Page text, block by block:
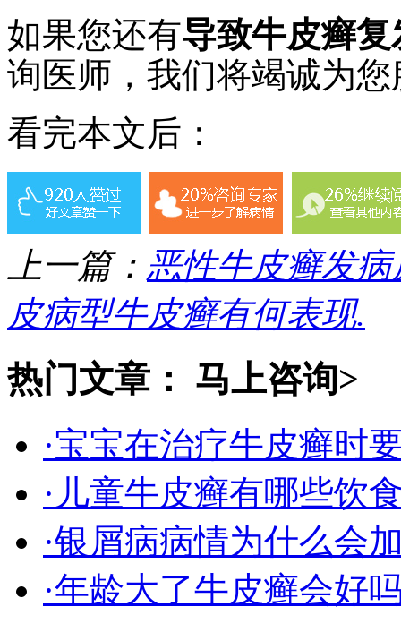
如果您还有导致牛皮癣
询医师，我们将竭诚为您
看完本文后：
上一篇： 恶性牛皮癣发
皮病型牛皮癣有何表现.
热门文章： 马上咨询>
·宝宝在治疗牛皮癣时
·儿童牛皮癣有哪些饮
·银屑病病情为什么会
·年龄大了牛皮癣会好